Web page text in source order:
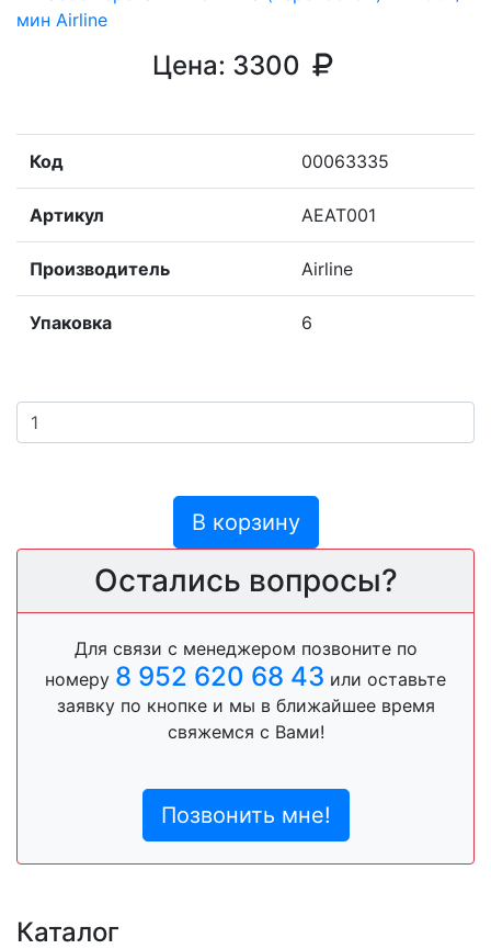
Цена: 3300
Код 00063335
Артикул AEAT001
Производитель Airline
Упаковка 6
В корзину
Остались вопросы?
Для связи с менеджером позвоните по
номеру 8 952 620 68 43 или оставьте
заявку по кнопке и мы в ближайшее время
свяжемся с Вами!
Позвонить мне!
Каталог